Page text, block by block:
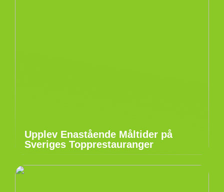
Upplev Enastående Måltider på
Sveriges Topprestauranger